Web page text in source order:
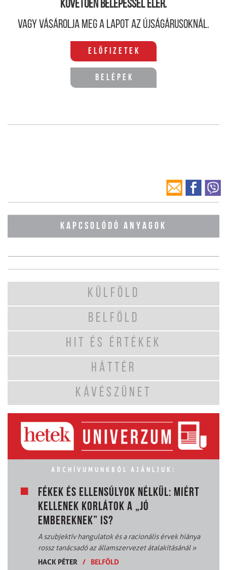
követően belépéssel elér.
Vagy vásárolja meg a lapot az újságárusoknál.
Előfizetek
Belépek
KAPCSOLÓDÓ ANYAGOK
KÜLFÖLD
BELFÖLD
HIT ÉS ÉRTÉKEK
HÁTTÉR
KÁVÉSZÜNET
ARCHÍVUMUNKBÓL AJÁNLJUK:
FÉKEK ÉS ELLENSÚLYOK NÉLKÜL: MIÉRT
KELLENEK KORLÁTOK A „JÓ
EMBEREKNEK” IS?
A szubjektív hangulatok és a racionális érvek hiánya
rossz tanácsadó az államszervezet átalakításánál»
HACK PÉTER
/ BELFÖLD